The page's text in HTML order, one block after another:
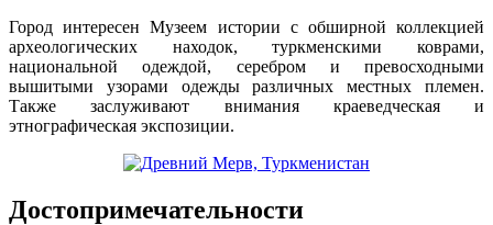
Город интересен Музеем истории с обширной коллекцией
археологических находок, туркменскими коврами,
национальной одеждой, серебром и превосходными
вышитыми узорами одежды различных местных племен.
Также заслуживают внимания краеведческая и
этнографическая экспозиции.
Достопримечательности